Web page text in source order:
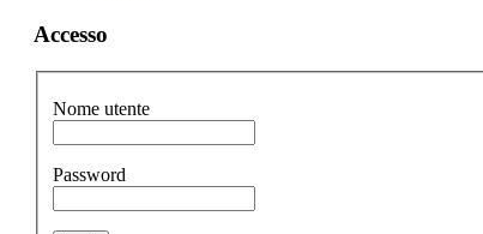
Accesso
Nome utente
Password